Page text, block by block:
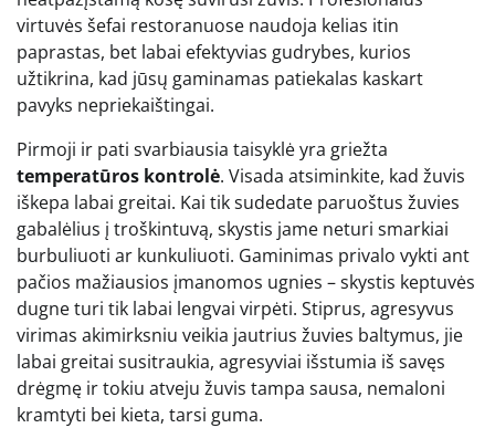
virtuvės šefai restoranuose naudoja kelias itin
paprastas, bet labai efektyvias gudrybes, kurios
užtikrina, kad jūsų gaminamas patiekalas kaskart
pavyks nepriekaištingai.
Pirmoji ir pati svarbiausia taisyklė yra griežta
temperatūros kontrolė. Visada atsiminkite, kad žuvis
iškepa labai greitai. Kai tik sudedate paruoštus žuvies
gabalėlius į troškintuvą, skystis jame neturi smarkiai
burbuliuoti ar kunkuliuoti. Gaminimas privalo vykti ant
pačios mažiausios įmanomos ugnies – skystis keptuvės
dugne turi tik labai lengvai virpėti. Stiprus, agresyvus
virimas akimirksniu veikia jautrius žuvies baltymus, jie
labai greitai susitraukia, agresyviai išstumia iš savęs
drėgmę ir tokiu atveju žuvis tampa sausa, nemaloni
kramtyti bei kieta, tarsi guma.